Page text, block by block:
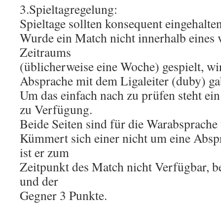
3.Spieltagregelung:
Spieltage sollten konsequent
Wurde ein Match nicht innerhalb eines
Zeitraums
(üblicherweise eine Woche) gespielt,
Absprache mit dem Ligaleiter (duby)
Um das einfach nach zu prüfen steht
zu Verfügung.
Beide Seiten sind für die
Kümmert sich einer nicht um eine
ist er zum
Zeitpunkt des Match nicht Verfügbar,
und der
Gegner 3 Punkte.